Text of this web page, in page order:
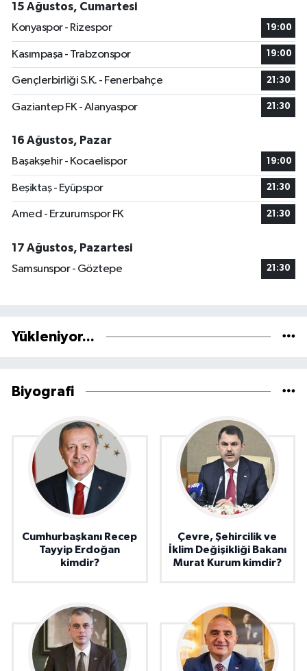
15 Ağustos, Cumartesi
Konyaspor - Rizespor
19:00
Kasımpaşa - Trabzonspor 19:00
Gençlerbirliği S.K. - Fenerbahçe 21:30
Gaziantep FK - Alanyaspor 21:30
16 Ağustos, Pazar
Başakşehir - Kocaelispor
19:00
Beşiktaş - Eyüpspor 21:30
Amed - Erzurumspor FK 21:30
17 Ağustos, Pazartesi
Samsunspor - Göztepe
21:30
Yükleniyor...
Biyografi
Cumhurbaşkanı Recep
Tayyip Erdoğan
kimdir?
Çevre, Şehircilik ve
İklim Değişikliği Bakanı
Murat Kurum kimdir?